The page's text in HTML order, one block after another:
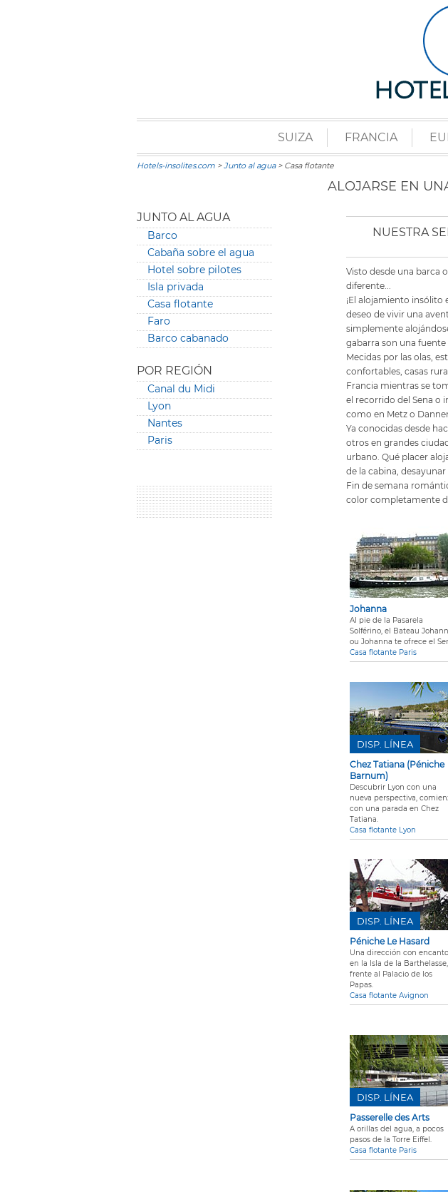
SUIZA FRANCIA
Hotels-insolites.com >Junto al agua> Casa flotante
ALOJARSE EN
JUNTO AL AGUA
Barco
Cabaña sobre el agua
Hotel sobre pilotes
Isla privada
Casa flotante
Faro
Barco cabanado
POR REGIÓN
Canal du Midi
Lyon
Nantes
Paris
NUESTRA
Visto desde una barca
diferente...
¡El alojamiento insólito
deseo de vivir una
simplemente
gabarra son una fuente
Mecidas por las olas,
confortables, casas
Francia mientras se
el recorrido del Sena o
como en Metz o
Ya conocidas desde
otros en grandes
urbano. Qué placer
de la cabina,
Fin de semana
color completamente
Johanna
Al pie de la Pasarela
Solférino, el Bateau
ou Johanna te ofrece el
Casa flotante Paris
Chez Tatiana (Péniche
Barnum)
Descubrir Lyon con una
nueva perspectiva,
con una parada en Chez
Tatiana.
Casa flotante Lyon
DISP. LÍNEA
Péniche Le Hasard
Una dirección con encanto
en la Isla de la Barthelasse,
frente al Palacio de los
Papas.
Casa flotante Avignon
DISP. LÍNEA
Passerelle des Arts
A orillas del agua, a pocos
pasos de la Torre Eiffel.
Casa flotante Paris
DISP. LÍNEA